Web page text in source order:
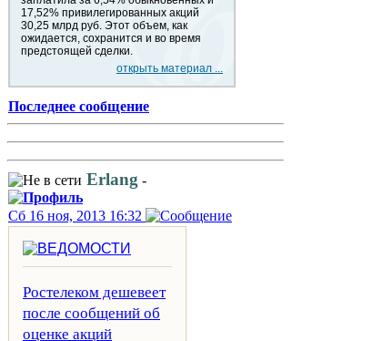
17,52% привилегированных акций
30,25 млрд руб. Этот объем, как
ожидается, сохранится и во время
предстоящей сделки.
открыть материал ...
Последнее сообщение
Erlang -
Сб 16 ноя, 2013 16:32
Ростелеком дешевеет
после сообщений об
оценке акций